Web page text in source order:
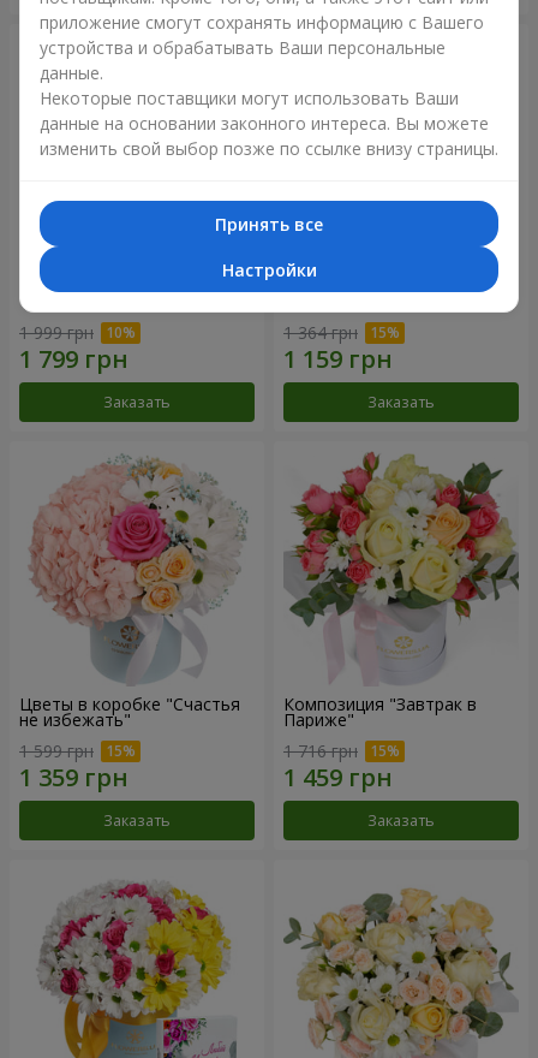
Букет "Сказочная осень"
1 999 грн
Заказать
Композиция "Летнее
1 364 грн
Заказать
Цветы в коробке "Счастья
не избежать"
1 599 грн
Заказать
Композиция "Завтрак в
Париже"
1 716 грн
Заказать
приложение смогут сохранять информацию с Вашего
устройства и обрабатывать Ваши персональные
данные.
Некоторые поставщики могут использовать Ваши
данные на основании законного интереса. Вы можете
изменить свой выбор позже по ссылке внизу страницы.
Принять все
Настройки